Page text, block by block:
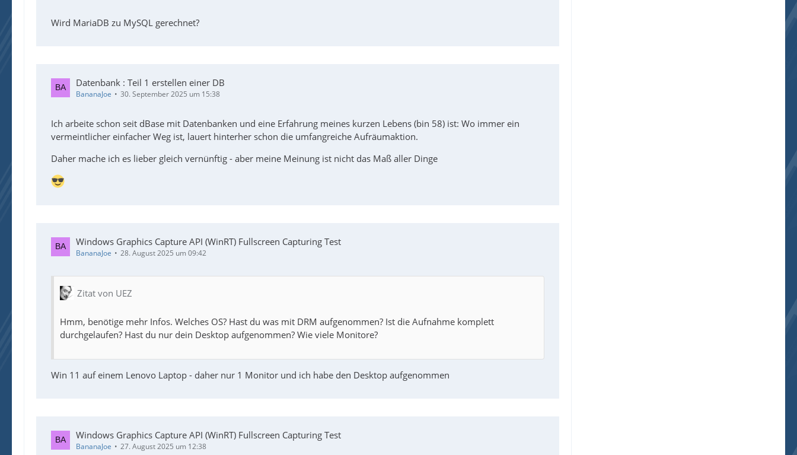
Wird MariaDB zu MySQL gerechnet?
Datenbank : Teil 1 erstellen einer DB
BananaJoe 30. September 2025 um 15:38
Ich arbeite schon seit dBase mit Datenbanken und eine Erfahrung meines kurzen Lebens (bin 58) ist: Wo immer ein
vermeintlicher einfacher Weg ist, lauert hinterher schon die umfangreiche Aufräumaktion.
Daher mache ich es lieber gleich vernünftig - aber meine Meinung ist nicht das Maß aller Dinge
Windows Graphics Capture API (WinRT) Fullscreen Capturing Test
BananaJoe 28. August 2025 um 09:42
Zitat von UEZ
Hmm, benötige mehr Infos. Welches OS? Hast du was mit DRM aufgenommen? Ist die Aufnahme komplett
durchgelaufen? Hast du nur dein Desktop aufgenommen? Wie viele Monitore?
Win 11 auf einem Lenovo Laptop - daher nur 1 Monitor und ich habe den Desktop aufgenommen
Windows Graphics Capture API (WinRT) Fullscreen Capturing Test
BananaJoe 27. August 2025 um 12:38